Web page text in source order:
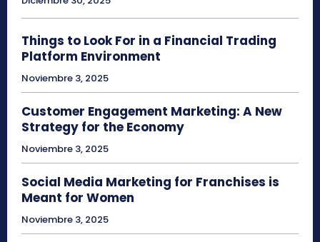
Things to Look For in a Financial Trading
Platform Environment
Noviembre 3, 2025
Customer Engagement Marketing: A New
Strategy for the Economy
Noviembre 3, 2025
Social Media Marketing for Franchises is
Meant for Women
Noviembre 3, 2025